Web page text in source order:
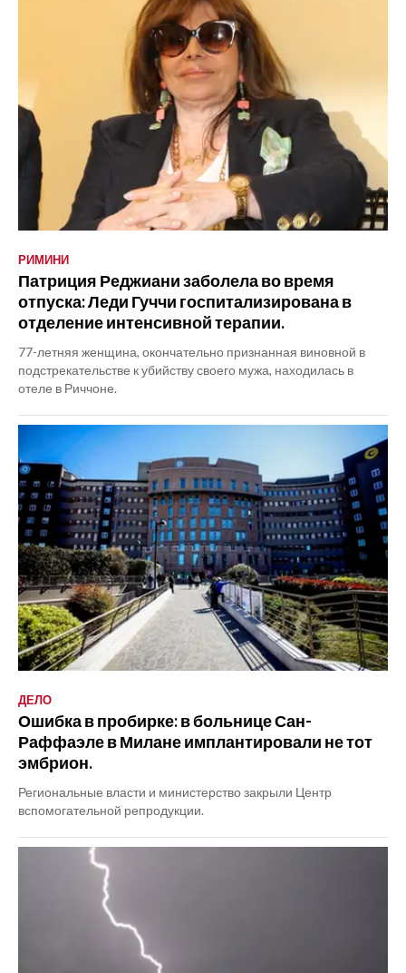
РИМИНИ
Патриция Реджиани заболела во время
отпуска: Леди Гуччи госпитализирована в
отделение интенсивной терапии.
77-летняя женщина, окончательно признанная виновной в
подстрекательстве к убийству своего мужа, находилась в
отеле в Риччоне.
ДЕЛО
Ошибка в пробирке: в больнице Сан-
Раффаэле в Милане имплантировали не тот
эмбрион.
Региональные власти и министерство закрыли Центр
вспомогательной репродукции.